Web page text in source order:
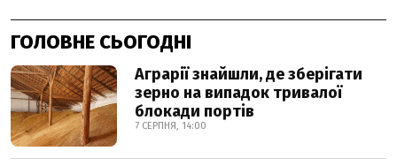
ГОЛОВНЕ СЬОГОДНІ
Аграрії знайшли, де зберігати
зерно на випадок тривалої
блокади портів
7 СЕРПНЯ, 14:00